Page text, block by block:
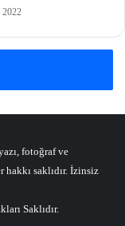
2022
fotoğraf ve
hakkı saklıdır. İzinsiz
Saklıdır.